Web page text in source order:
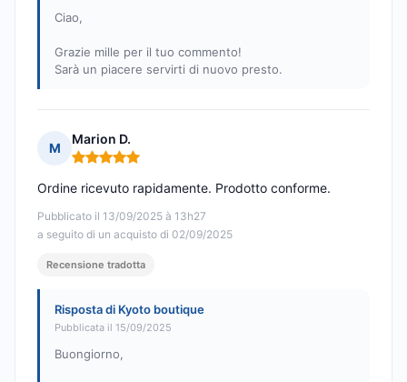
Ciao,
Grazie mille per il tuo commento!
Sarà un piacere servirti di nuovo presto.
M
Marion D.
Nota: 5 su 5
Pubblicato il 13/09/2025 à 13h27
a seguito di un acquisto di 02/09/2025
Ordine ricevuto rapidamente. Prodotto conforme.
Recensione tradotta
Risposta di Kyoto boutique
Pubblicata il 15/09/2025
Buongiorno,